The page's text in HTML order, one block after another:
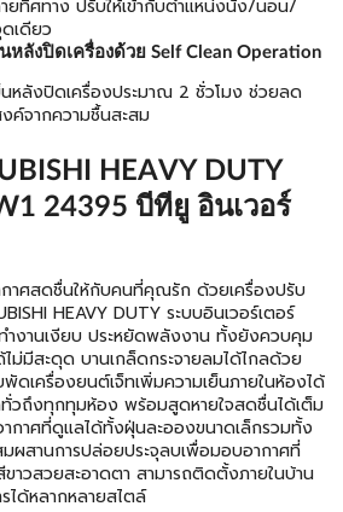
ยทิศทาง ปรับให้เข้ากับตำแหน่งนั่ง/นอน/
เดียว
ลังปิดเครื่องด้วย Self Clean Operation
หลังปิดเครื่องประมาณ 2 ชั่วโมง ช่วยลด
ค์จากความชื้นสะสม
HEAVY DUTY
24395 บีทียู อินเวอร์
กาศสดชื่นให้กับคนที่คุณรัก ด้วยเครื่องปรับ
HEAVY DUTY ระบบอินเวอร์เตอร์
ำงานเงียบ ประหยัดพลังงาน ทั้งยังควบคุม
มีสะดุด บานเกล็ดกระจายลมได้ไกลด้วย
พัดเครื่องยนต์เจ็ทเพิ่มความเย็นภายในห้องได้
ทั่วถึงทุกทุมห้อง พร้อมสูดหายใจสดชื่นได้เต็ม
าศที่ดูแลได้ทั้งฝุ่นละอองขนาดเล็กรวมทั้ง
ผสานการปล่อยประจุลบเพื่อมอบอากาศที่
วสวยสะอาดตา สามารถติดตั้งภายในบ้าน
ได้หลากหลายสไตล์